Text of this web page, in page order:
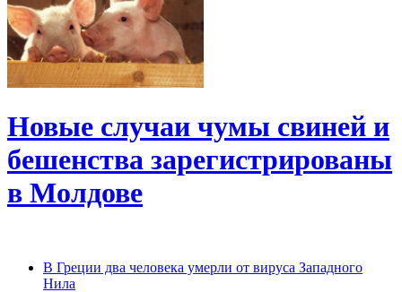
Новые случаи чумы свиней и
бешенства зарегистрированы
в Молдове
В Греции два человека умерли от вируса Западного
Нила